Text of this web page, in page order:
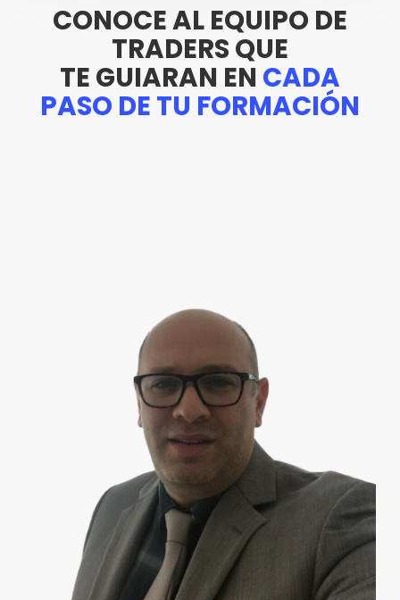
CONOCE AL EQUIPO DE
TRADERS QUE
TE GUIARAN EN CADA
PASO DE TU FORMACIÓN